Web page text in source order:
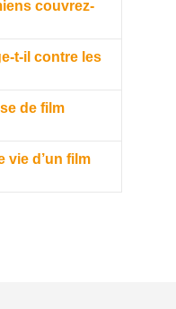
couvrez-
t-il contre les
de film
vie d’un film